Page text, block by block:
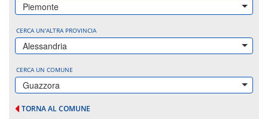
Piemonte
CERCA UN'ALTRA PROVINCIA
Alessandria
CERCA UN COMUNE
Guazzora
TORNA AL COMUNE